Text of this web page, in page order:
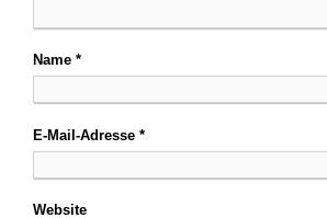
Name *
E-Mail-Adresse *
Website